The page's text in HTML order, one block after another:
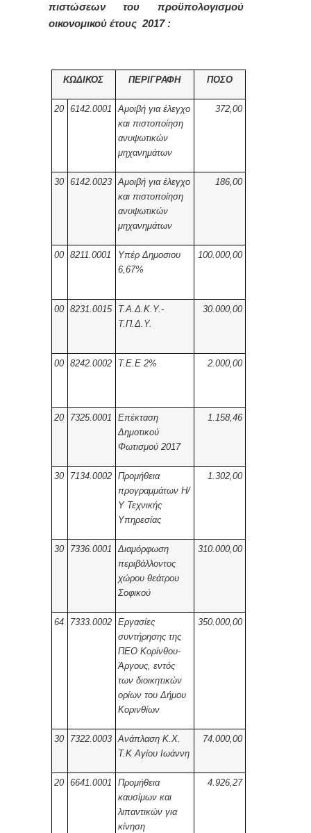
πιστώσεων του προϋπολογισμού
οικονομικού έτους 2017 :
ΚΩΔΙΚΟΣ ΠΕΡΙΓΡΑΦΗ ΠΟΣΟ
20 6142.0001
Αμοιβή για έλεγχο
και πιστοποίηση
ανυψωτικών
μηχανημάτων
372,00
30 6142.0023
Αμοιβή για έλεγχο
και πιστοποίηση
ανυψωτικών
μηχανημάτων
186,00
00 8211.0001
Υπέρ Δημοσιου
6,67%
100.000,00
00 8231.0015
Τ.Α.Δ.Κ.Υ.-
Τ.Π.Δ.Υ.
30.000,00
00 8242.0002 Τ.Ε.Ε 2% 2.000,00
20 7325.0001
Επέκταση
Δημοτικού
Φωτισμού 2017
1.158,46
30 7134.0002
Προμήθεια
προγραμμάτων Η/
Υ Τεχνικής
Υπηρεσίας
1.302,00
30 7336.0001
Διαμόρφωση
περιβάλλοντος
χώρου θεάτρου
Σοφικού
310.000,00
64 7333.0002
Εργασίες
συντήρησης της
ΠΕΟ Κορίνθου-
Άργους, εντός
των διοικητικών
ορίων του Δήμου
Κορινθίων
350.000,00
30 7322.0003
Ανάπλαση Κ.Χ.
Τ.Κ Αγίου Ιωάννη
74.000,00
20 6641.0001
Προμήθεια
καυσίμων και
λιπαντικών για
κίνηση
4.926,27